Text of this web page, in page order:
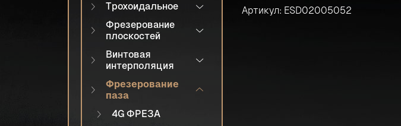
Трохоидальное
Фрезерование
плоскостей
Винтовая
интерполяция
Фрезерование
паза
4G ФРЕЗА
Артикул: ESD02005052